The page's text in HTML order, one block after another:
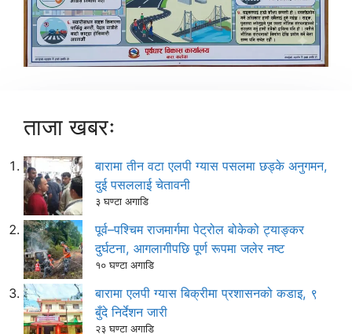
ताजा खबरः
बारामा तीन वटा एलपी ग्यास पसलमा छड्के अनुगमन,
दुई पसललाई चेतावनी
३ घण्टा अगाडि
पूर्व–पश्चिम राजमार्गमा पेट्रोल बोकेको ट्याङ्कर
दुर्घटना, आगलागीपछि पूर्ण रूपमा जलेर नष्ट
१० घण्टा अगाडि
बारामा एलपी ग्यास बिक्रीमा प्रशासनको कडाइ, ९
बुँदे निर्देशन जारी
२३ घण्टा अगाडि